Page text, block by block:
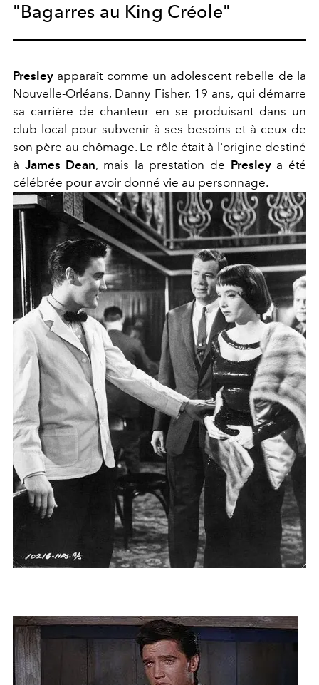
"Bagarres au King Créole"
Presley apparaît comme un adolescent rebelle de la
Nouvelle-Orléans, Danny Fisher, 19 ans, qui démarre
sa carrière de chanteur en se produisant dans un
club local pour subvenir à ses besoins et à ceux de
son père au chômage. Le rôle était à l'origine destiné
à James Dean, mais la prestation de Presleya été
célébrée pour avoir donné vie au personnage.